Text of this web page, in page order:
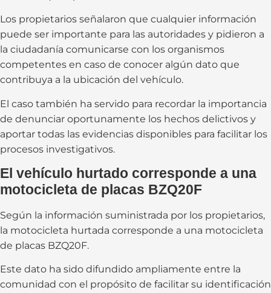
Los propietarios señalaron que cualquier información
puede ser importante para las autoridades y pidieron a
la ciudadanía comunicarse con los organismos
competentes en caso de conocer algún dato que
contribuya a la ubicación del vehículo.
El caso también ha servido para recordar la importancia
de denunciar oportunamente los hechos delictivos y
aportar todas las evidencias disponibles para facilitar los
procesos investigativos.
El vehículo hurtado corresponde a una
motocicleta de placas BZQ20F
Según la información suministrada por los propietarios,
la motocicleta hurtada corresponde a una motocicleta
de placas BZQ20F.
Este dato ha sido difundido ampliamente entre la
comunidad con el propósito de facilitar su identificación